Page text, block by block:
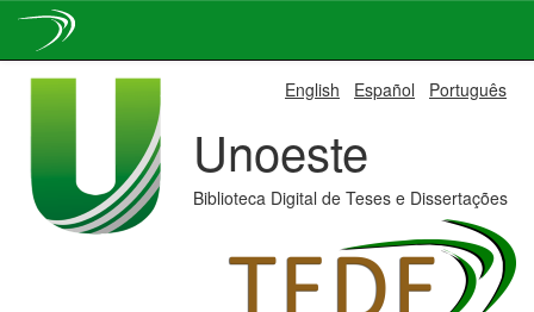
English Español Português
Unoeste
Biblioteca Digital de Teses e Dissertações